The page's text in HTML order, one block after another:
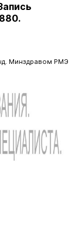
Минздравом РМЭ